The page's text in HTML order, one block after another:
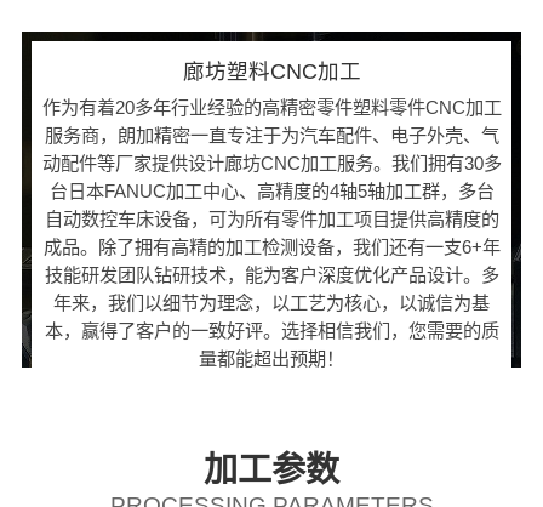
廊坊塑料CNC加工
作为有着20多年行业经验的高精密零件塑料零件CNC加工
服务商，朗加精密一直专注于为汽车配件、电子外壳、气
动配件等厂家提供设计廊坊CNC加工服务。我们拥有30多
台日本FANUC加工中心、高精度的4轴5轴加工群，多台
自动数控车床设备，可为所有零件加工项目提供高精度的
成品。除了拥有高精的加工检测设备，我们还有一支6+年
技能研发团队钻研技术，能为客户深度优化产品设计。多
年来，我们以细节为理念，以工艺为核心，以诚信为基
本，赢得了客户的一致好评。选择相信我们，您需要的质
量都能超出预期！
加工参数